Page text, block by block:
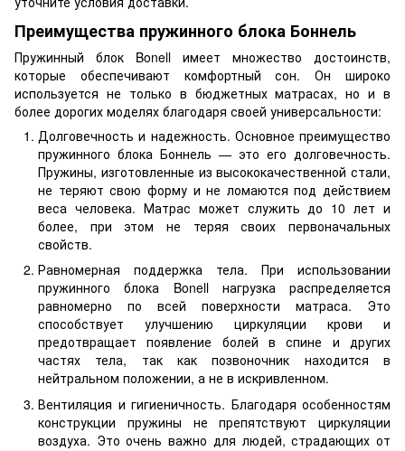
Преимущества пружинного блока Боннель
Пружинный блок Bonell имеет множество достоинств,
которые обеспечивают комфортный сон. Он широко
используется не только в бюджетных матрасах, но и в
более дорогих моделях благодаря своей универсальности:
Долговечность и надежность. Основное преимущество
пружинного блока Боннель — это его долговечность.
Пружины, изготовленные из высококачественной стали,
не теряют свою форму и не ломаются под действием
веса человека. Матрас может служить до 10 лет и
более, при этом не теряя своих первоначальных
свойств.
Равномерная поддержка тела. При использовании
пружинного блока Bonell нагрузка распределяется
равномерно по всей поверхности матраса. Это
способствует улучшению циркуляции крови и
предотвращает появление болей в спине и других
частях тела, так как позвоночник находится в
нейтральном положении, а не в искривленном.
Вентиляция и гигиеничность. Благодаря особенностям
конструкции пружины не препятствуют циркуляции
воздуха. Это очень важно для людей, страдающих от